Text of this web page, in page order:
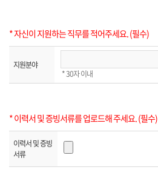
* 자신이 지원하는 직무를 적어주세요. (필수)
지원분야
* 30자 이내
* 이력서 및 증빙서류를 업로드해 주세요. (필수)
이력서 및 증빙
서류